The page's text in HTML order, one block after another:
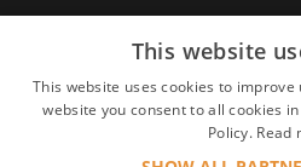
お役立ち情報
よくあるご質問
This website
This website uses cookies to
website you consent to all cookies
Policy. Read